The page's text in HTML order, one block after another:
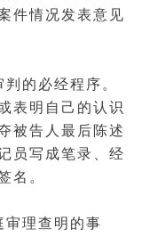
件情况发表意见
的必经程序。
表明自己的认识
被告人最后陈述
员写成笔录、经
名。
审理查明的事